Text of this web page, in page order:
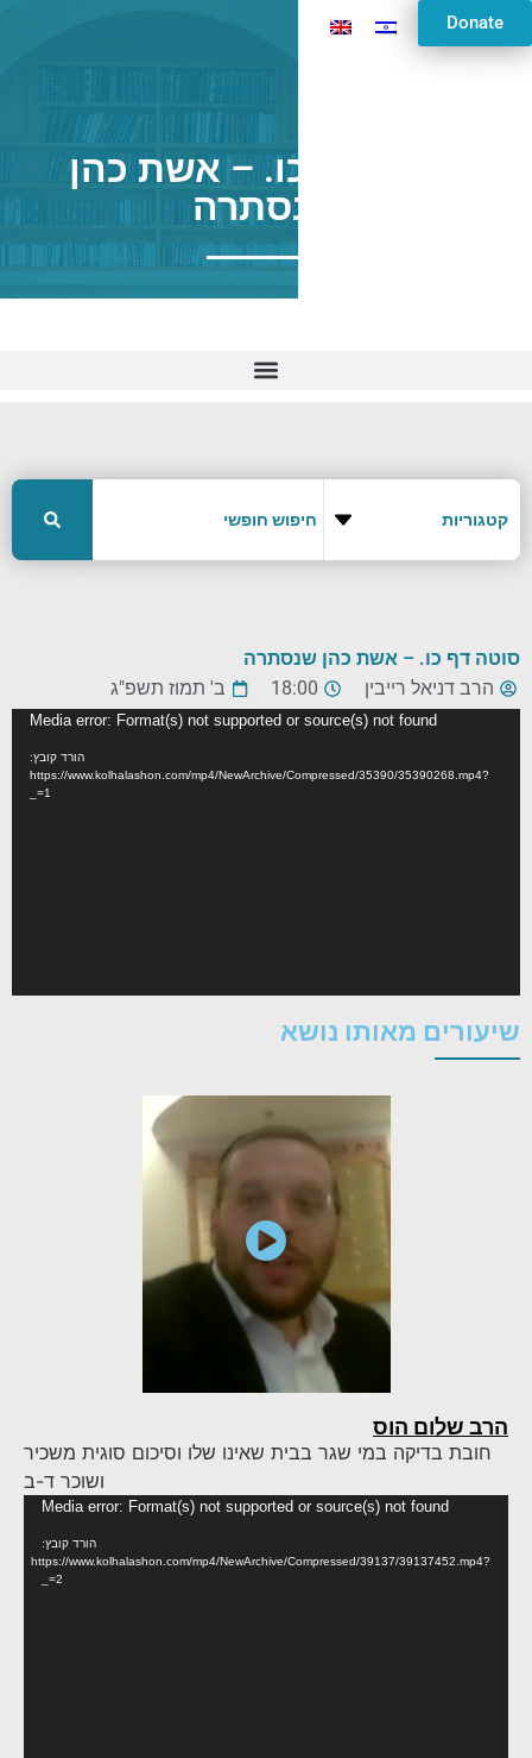
Donate
סוטה דף כו. – אשת כהן
שנסתרה
סוטה דף כו. – אשת כהן שנסתרה
הרב דניאל רייבין
18:00
ב' תמוז תשפ"ג
Media error: Format(s) not supported or source(s) not found
הורד קובץ:
https://www.kolhalashon.com/mp4/NewArchive/Compressed/35390/35390268.mp4?
_=1
שיעורים מאותו נושא
הרב שלום הוס
חובת בדיקה במי שגר בבית שאינו שלו וסיכום סוגית משכיר
ושוכר ד-ב
Media error: Format(s) not supported or source(s) not found
הורד קובץ:
https://www.kolhalashon.com/mp4/NewArchive/Compressed/39137/39137452.mp4?
_=2